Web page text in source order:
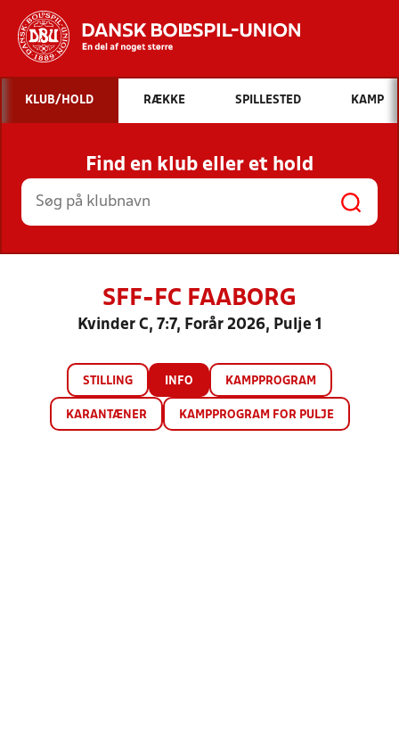
Hvad vil du søge efter?
INDHOLD OG NYHEDER
STILLINGER, RESULTATER, KLUBBER OG
HOLD
KLUB/HOLD RÆKKE SPILLESTED KAMP
Find en klub eller et hold
SFF-FC FAABORG
Kvinder C, 7:7, Forår 2026, Pulje 1
STILLING INFO KAMPPROGRAM
KARANTÆNER KAMPPROGRAM FOR PULJE